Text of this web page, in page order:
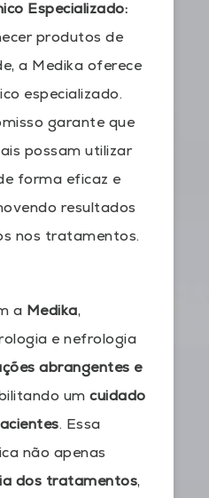
Especializado:
produtos de
a Medika oferece
especializado.
garante que
possam utilizar
forma eficaz e
resultados
nos tratamentos.
a Medika,
e nefrologia
abrangentes e
um cuidado
. Essa
não apenas
dos tratamentos,